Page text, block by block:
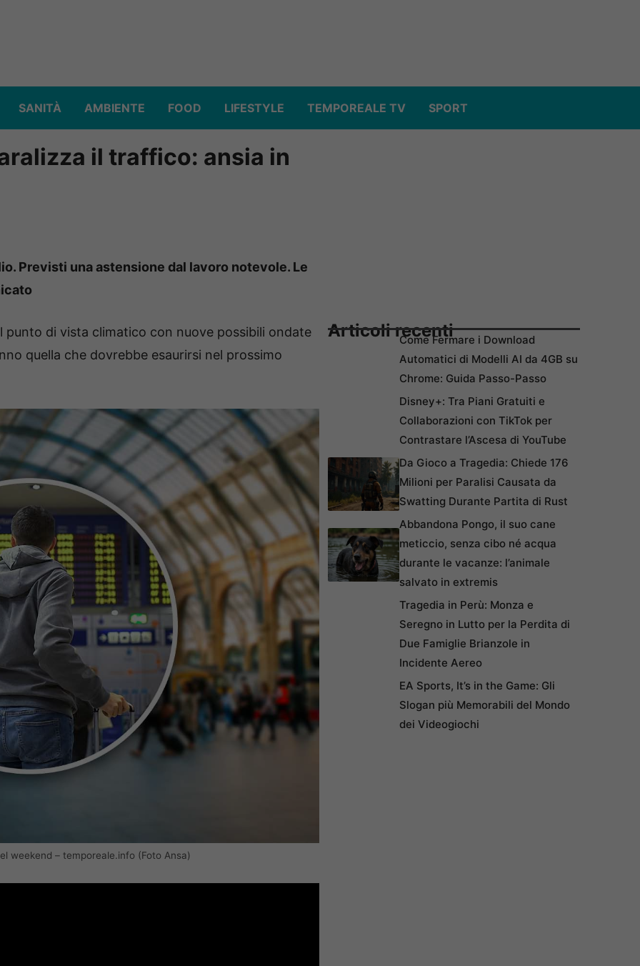
SANITÀ AMBIENTE FOOD LIFESTYLE TEMPOREALE TV SPORT
il traffico: ansia in
Previsti una astensione dal lavoro notevole. Le
punto di vista climatico con nuove possibili ondate
quella che dovrebbe esaurirsi nel prossimo
weekend – temporeale.info (Foto Ansa)
Articoli recentiCome Fermare i Download
Automatici di Modelli AI da 4GB su
Chrome: Guida Passo-Passo
Disney+: Tra Piani Gratuiti e
Collaborazioni con TikTok per
Contrastare l’Ascesa di YouTube
Da Gioco a Tragedia: Chiede 176
Milioni per Paralisi Causata da
Swatting Durante Partita di Rust
Abbandona Pongo, il suo cane
meticcio, senza cibo né acqua
durante le vacanze: l’animale
salvato in extremis
Tragedia in Perù: Monza e
Seregno in Lutto per la Perdita di
Due Famiglie Brianzole in
Incidente Aereo
EA Sports, It’s in the Game: Gli
Slogan più Memorabili del Mondo
dei Videogiochi